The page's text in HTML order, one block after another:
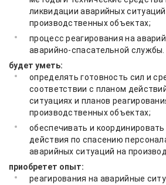
ликвидации аварийных
производственных объектах;
процесс реагирования на
аварийно-спасательной службы.
будет уметь:
определять готовность сил и
соответствии с планом
ситуациях и планов
производственных объектах;
обеспечивать и
действия по спасению
аварийных ситуаций на
приобретет опыт:
реагирования на аварийные